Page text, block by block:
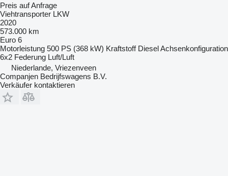
Preis auf Anfrage
Viehtransporter LKW
2020
573.000 km
Euro 6
Motorleistung 500 PS (368 kW) Kraftstoff DieselAchsenkonfiguration
6x2 Federung Luft/Luft
Niederlande, Vriezenveen
Companjen Bedrijfswagens B.V.
Verkäufer kontaktieren